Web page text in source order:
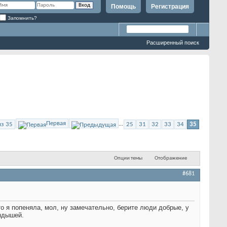
Регистрация
Помощь
Запомнить?
Расширенный поиск
35 Первая ... 25 31 32 33 34 35
Опции темы Отображение
#681
я попеняла, мол, ну замечательно, берите люди добрые, у